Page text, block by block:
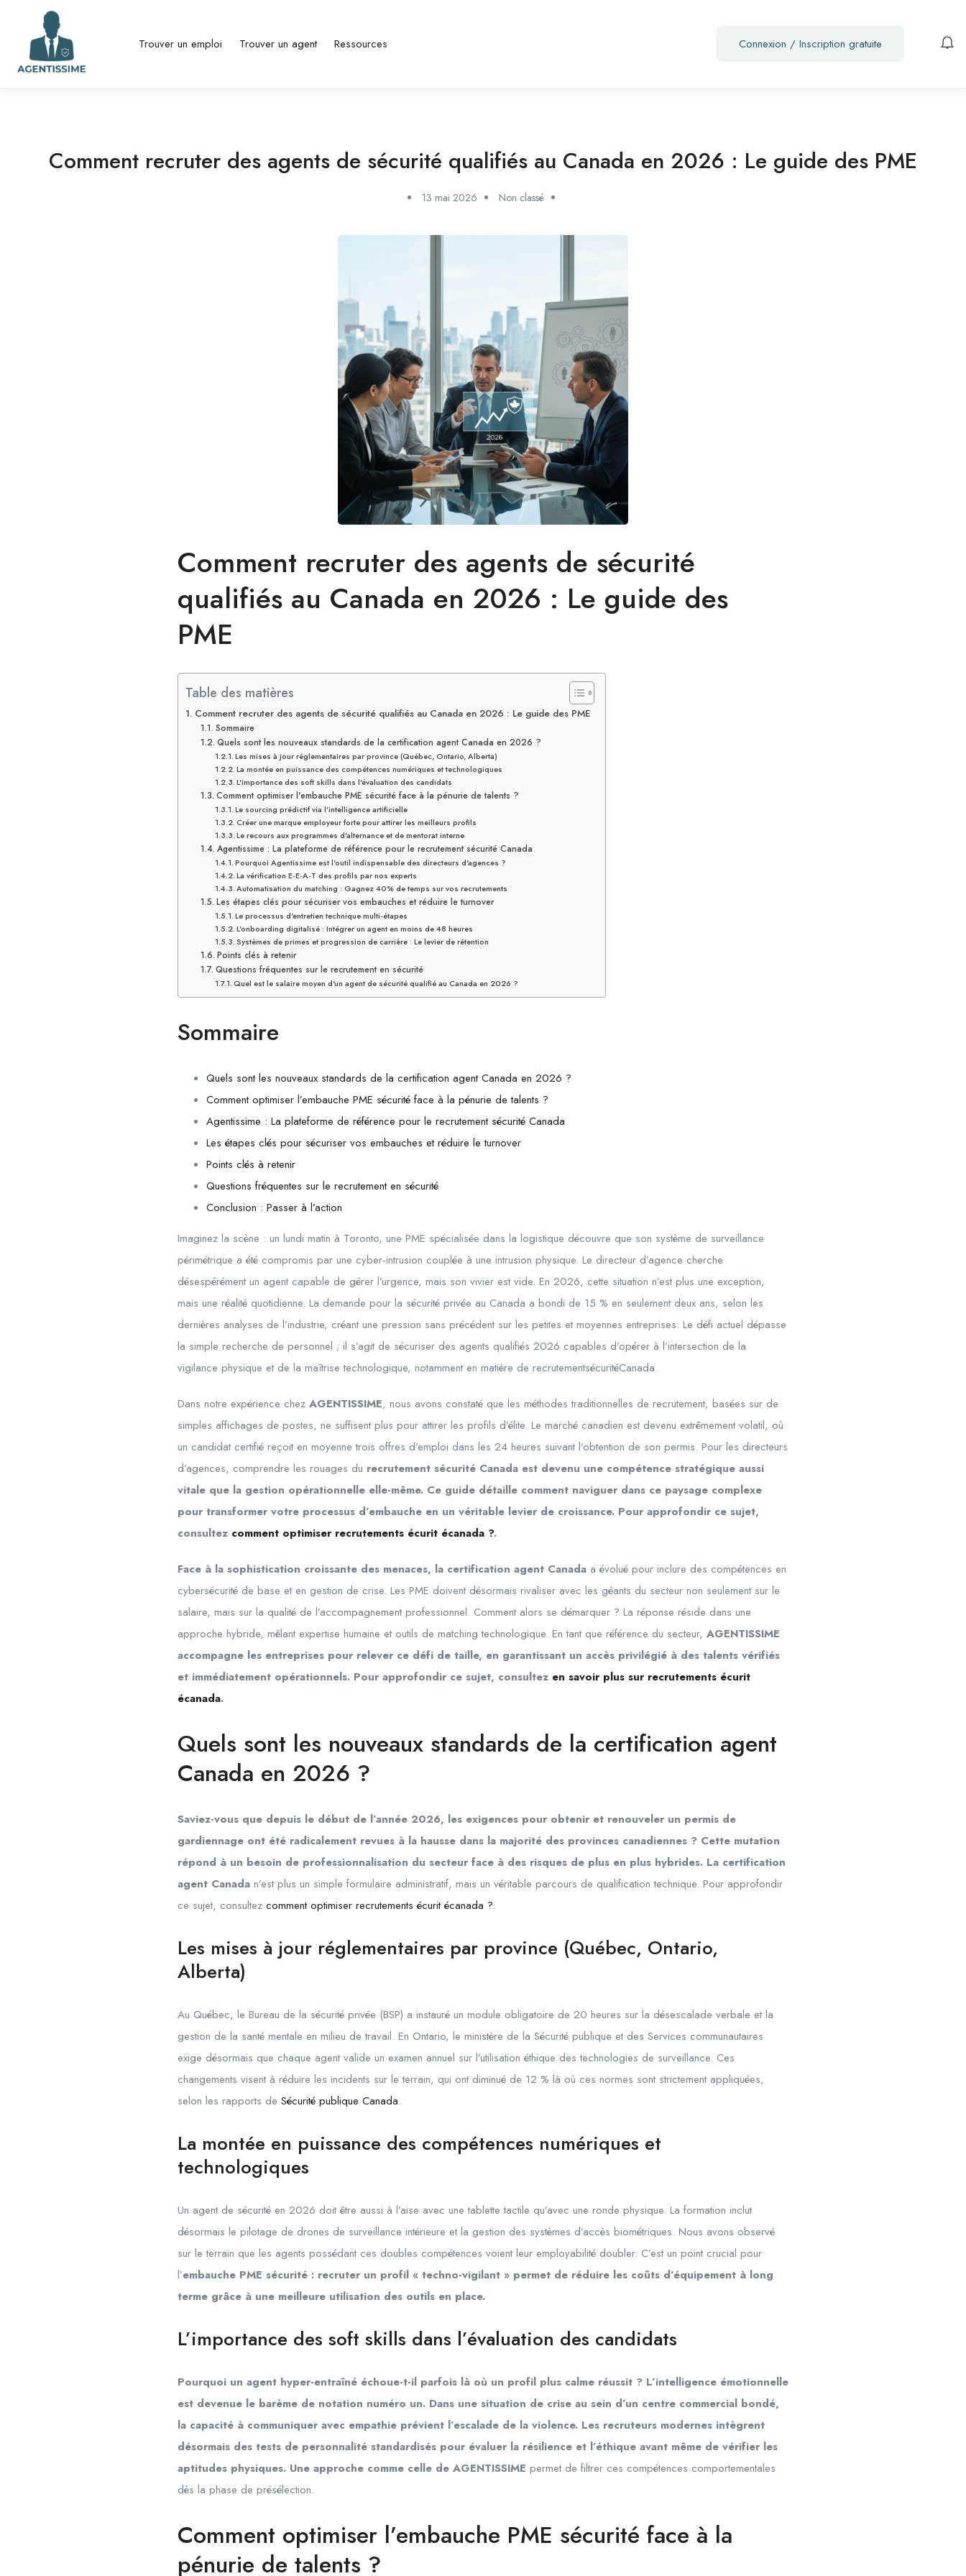
Trouver un emploi Trouver un agent Ressources Connexion / Inscription gratuite
Comment recruter des agents de sécurité qualifiés au Canada en 2026 : Le guide des PME
13 mai 2026 Non classé
Comment recruter des agents de sécurité
qualifiés au Canada en 2026 : Le guide des
PME
Table des matières
Comment recruter des agents de sécurité qualifiés au Canada en 2026 : Le guide des PME
Sommaire
Quels sont les nouveaux standards de la certification agent Canada en 2026 ?
Les mises à jour réglementaires par province (Québec, Ontario, Alberta)
La montée en puissance des compétences numériques et technologiques
L'importance des soft skills dans l'évaluation des candidats
Comment optimiser l'embauche PME sécurité face à la pénurie de talents ?
Le sourcing prédictif via l'intelligence artificielle
Créer une marque employeur forte pour attirer les meilleurs profils
Le recours aux programmes d'alternance et de mentorat interne
Agentissime : La plateforme de référence pour le recrutement sécurité Canada
Pourquoi Agentissime est l'outil indispensable des directeurs d'agences ?
La vérification E-E-A-T des profils par nos experts
Automatisation du matching : Gagnez 40% de temps sur vos recrutements
Les étapes clés pour sécuriser vos embauches et réduire le turnover
Le processus d'entretien technique multi-étapes
L'onboarding digitalisé : Intégrer un agent en moins de 48 heures
Systèmes de primes et progression de carrière : Le levier de rétention
Points clés à retenir
Questions fréquentes sur le recrutement en sécurité
Quel est le salaire moyen d'un agent de sécurité qualifié au Canada en 2026 ?
Sommaire
Quels sont les nouveaux standards de la certification agent Canada en 2026 ?
Comment optimiser l’embauche PME sécurité face à la pénurie de talents ?
Agentissime : La plateforme de référence pour le recrutement sécurité Canada
Les étapes clés pour sécuriser vos embauches et réduire le turnover
Points clés à retenir
Questions fréquentes sur le recrutement en sécurité
Conclusion : Passer à l’action
Imaginez la scène : un lundi matin à Toronto, une PME spécialisée dans la logistique découvre que son système de surveillance
périmétrique a été compromis par une cyber-intrusion couplée à une intrusion physique. Le directeur d’agence cherche
désespérément un agent capable de gérer l’urgence, mais son vivier est vide. En 2026, cette situation n’est plus une exception,
mais une réalité quotidienne. La demande pour la sécurité privée au Canada a bondi de 15 % en seulement deux ans, selon les
dernières analyses de l’industrie, créant une pression sans précédent sur les petites et moyennes entreprises. Le défi actuel dépasse
la simple recherche de personnel ; il s’agit de sécuriser des agents qualifiés 2026 capables d’opérer à l’intersection de la
vigilance physique et de la maîtrise technologique, notamment en matière de recrutementsécuritéCanada.
Dans notre expérience chez AGENTISSIME, nous avons constaté que les méthodes traditionnelles de recrutement, basées sur de
simples affichages de postes, ne suffisent plus pour attirer les profils d’élite. Le marché canadien est devenu extrêmement volatil, où
un candidat certifié reçoit en moyenne trois offres d’emploi dans les 24 heures suivant l’obtention de son permis. Pour les directeurs
d’agences, comprendre les rouages du recrutement sécurité Canada est devenu une compétence stratégique aussi
vitale que la gestion opérationnelle elle-même. Ce guide détaille comment naviguer dans ce paysage complexe
pour transformer votre processus d’embauche en un véritable levier de croissance. Pour approfondir ce sujet,
consultez comment optimiser recrutements écurit écanada ?.
Face à la sophistication croissante des menaces, la certification agent Canada a évolué pour inclure des compétences en
cybersécurité de base et en gestion de crise. Les PME doivent désormais rivaliser avec les géants du secteur non seulement sur le
salaire, mais sur la qualité de l’accompagnement professionnel. Comment alors se démarquer ? La réponse réside dans une
approche hybride, mêlant expertise humaine et outils de matching technologique. En tant que référence du secteur, AGENTISSIME
accompagne les entreprises pour relever ce défi de taille, en garantissant un accès privilégié à des talents vérifiés
et immédiatement opérationnels. Pour approfondir ce sujet, consultez en savoir plus sur recrutements écurit
écanada.
Quels sont les nouveaux standards de la certification agent
Canada en 2026 ?
Saviez-vous que depuis le début de l’année 2026, les exigences pour obtenir et renouveler un permis de
gardiennage ont été radicalement revues à la hausse dans la majorité des provinces canadiennes ? Cette mutation
répond à un besoin de professionnalisation du secteur face à des risques de plus en plus hybrides. La certification
agent Canada n’est plus un simple formulaire administratif, mais un véritable parcours de qualification technique. Pour approfondir
ce sujet, consultez comment optimiser recrutements écurit écanada ?.
Les mises à jour réglementaires par province (Québec, Ontario,
Alberta)
Au Québec, le Bureau de la sécurité privée (BSP) a instauré un module obligatoire de 20 heures sur la désescalade verbale et la
gestion de la santé mentale en milieu de travail. En Ontario, le ministère de la Sécurité publique et des Services communautaires
exige désormais que chaque agent valide un examen annuel sur l’utilisation éthique des technologies de surveillance. Ces
changements visent à réduire les incidents sur le terrain, qui ont diminué de 12 % là où ces normes sont strictement appliquées,
selon les rapports de Sécurité publique Canada.
La montée en puissance des compétences numériques et
technologiques
Un agent de sécurité en 2026 doit être aussi à l’aise avec une tablette tactile qu’avec une ronde physique. La formation inclut
désormais le pilotage de drones de surveillance intérieure et la gestion des systèmes d’accès biométriques. Nous avons observé
sur le terrain que les agents possédant ces doubles compétences voient leur employabilité doubler. C’est un point crucial pour
l’embauche PME sécurité : recruter un profil « techno-vigilant » permet de réduire les coûts d’équipement à long
terme grâce à une meilleure utilisation des outils en place.
L’importance des soft skills dans l’évaluation des candidats
Pourquoi un agent hyper-entraîné échoue-t-il parfois là où un profil plus calme réussit ? L’intelligence émotionnelle
est devenue le barème de notation numéro un. Dans une situation de crise au sein d’un centre commercial bondé,
la capacité à communiquer avec empathie prévient l’escalade de la violence. Les recruteurs modernes intègrent
désormais des tests de personnalité standardisés pour évaluer la résilience et l’éthique avant même de vérifier les
aptitudes physiques. Une approche comme celle de AGENTISSIME permet de filtrer ces compétences comportementales
dès la phase de présélection.
Comment optimiser l’embauche PME sécurité face à la
pénurie de talents ?